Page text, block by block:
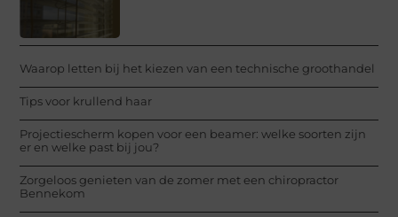
Waarop letten bij het kiezen van een technische groothandel
Tips voor krullend haar
Projectiescherm kopen voor een beamer: welke soorten zijn
er en welke past bij jou?
Zorgeloos genieten van de zomer met een chiropractor
Bennekom